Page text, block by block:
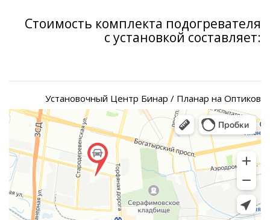
Стоимость комплекта подогревателя
с установкой составляет:
Установочный Центр Бинар / Планар на Оптиков